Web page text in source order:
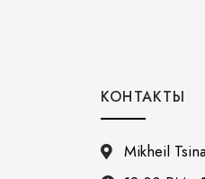
КОНТАКТЫ
Mikheil